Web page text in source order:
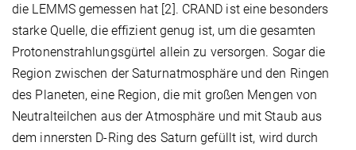
die LEMMS gemessen hat [2]. CRAND ist eine besonders
starke Quelle, die effizient genug ist, um die gesamten
Protonenstrahlungsgürtel allein zu versorgen. Sogar die
Region zwischen der Saturnatmosphäre und den Ringen
des Planeten, eine Region, die mit großen Mengen von
Neutralteilchen aus der Atmosphäre und mit Staub aus
dem innersten D-Ring des Saturn gefüllt ist, wird durch